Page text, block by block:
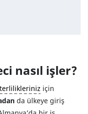
nasıl işler?
için
da ülkeye giriş